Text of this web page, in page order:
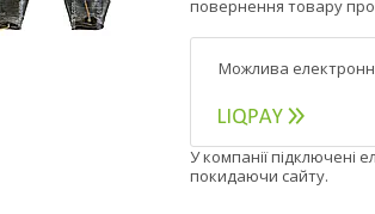
повернення товару
У компанії підключені
покидаючи сайту.